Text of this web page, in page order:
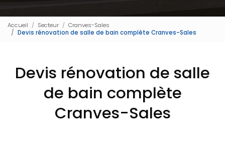
Accueil Secteur
Cranves-Sales
Devis rénovation de salle de bain complète Cranves-Sales
Devis rénovation de salle
de bain complète
Cranves-Sales